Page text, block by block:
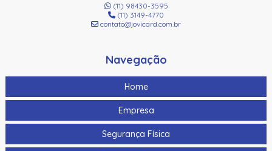
(11) 98430-3595
(11) 3149-4770
contato@jovicard.com.br
Navegação
Home
Empresa
Segurança Física